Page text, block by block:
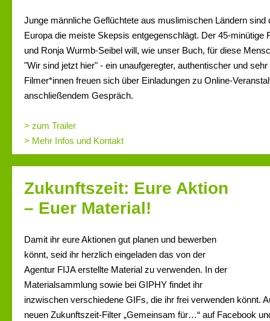
Junge männliche Geflüchtete aus muslimischen Ländern sind
Europa die meiste Skepsis entgegenschlägt. Der 45-minütige
und Ronja Wurmb-Seibel will, wie unser Buch, für diese
"Wir sind jetzt hier" - ein unaufgeregter, authentischer und
Filmer*innen freuen sich über Einladungen zu Online-
anschließendem Gespräch.
> zum Trailer
> Mehr Infos und Kontakt
Zukunftszeit: Eure Aktion
– Euer Material!
Damit ihr eure Aktionen gut planen und bewerben
könnt, seid ihr herzlich eingeladen das von der
Agentur FIJA erstellte Material zu verwenden. In der
Materialsammlung sowie bei GIPHY findet ihr
inzwischen verschiedene GIFs, die ihr frei verwenden könnt.
neuen Zukunftszeit-Filter „Gemeinsam für…“ auf Facebook